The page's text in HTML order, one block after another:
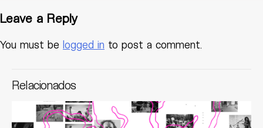
Leave a Reply
You must be logged in to post a comment.
Relacionados